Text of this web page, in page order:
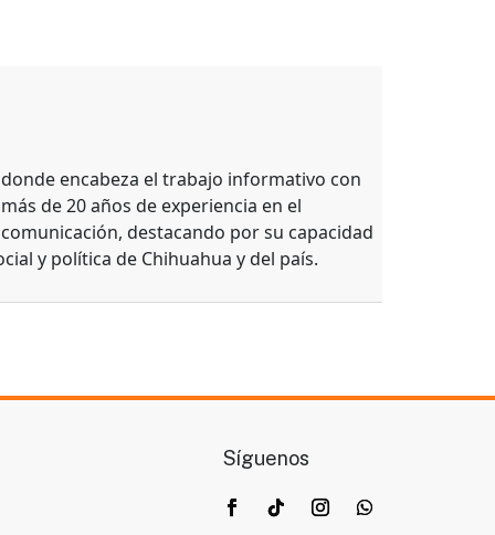
encabeza el trabajo informativo con
de 20 años de experiencia en el
destacando por su capacidad
y política de Chihuahua y del país.
Síguenos